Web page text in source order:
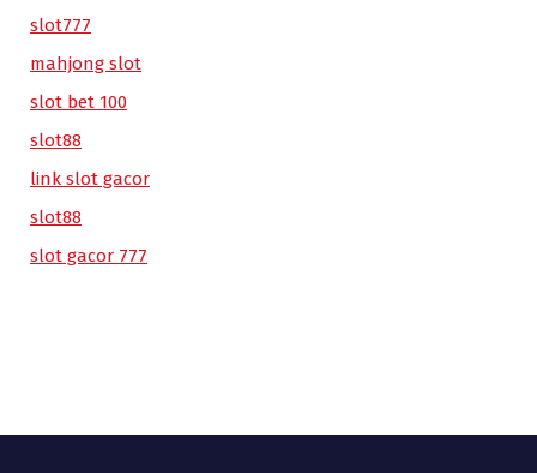
slot777
mahjong slot
slot bet 100
slot88
link slot gacor
slot88
slot gacor 777